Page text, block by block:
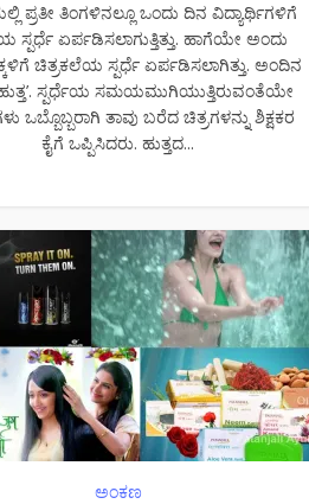
ಪ್ರತೀ ತಿಂಗಳಿನಲ್ಲೂ ಒಂದು ದಿನ ವಿದ್ಯಾರ್ಥಿಗಳಿಗೆ
ಸ್ಪರ್ಧೆ ಏರ್ಪಡಿಸಲಾಗುತ್ತಿತ್ತು. ಹಾಗೆಯೇ ಅಂದು
ಚಿತ್ರಕಲೆಯ ಸ್ಪರ್ಧೆ ಏರ್ಪಡಿಸಲಾಗಿತ್ತು. ಅಂದಿನ
ಸ್ಪರ್ಧೆಯ ಸಮಯಮುಗಿಯುತ್ತಿರುವಂತೆಯೇ
ಒಬ್ಬೊಬ್ಬರಾಗಿ ತಾವು ಬರೆದ ಚಿತ್ರಗಳನ್ನು ಶಿಕ್ಷಕರ
ಕೈಗೆ ಒಪ್ಪಿಸಿದರು. ಹುತ್ತದ...
ಅಂಕಣ